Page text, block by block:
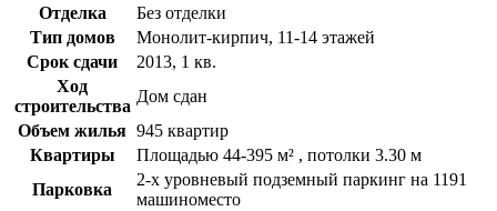
Отделка
Без отделки
Тип домов
Монолит-кирпич, 11-14 этажей
Срок сдачи
2013, 1 кв.
Ход
строительства
Дом сдан
Объем жилья 945 квартир
Квартиры
Площадью 44-395 м² , потолки 3.30 м
Парковка
2-х уровневый подземный паркинг на 1191
машиноместо